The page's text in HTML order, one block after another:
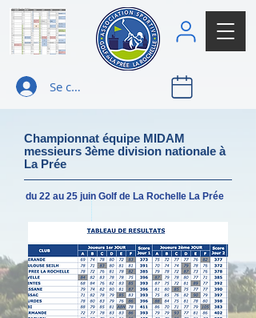
Se connecter
Championnat équipe MIDAM
messieurs 3ème division nationale à
La Prée
du 22 au 25 juin Golf de La Rochelle La Prée